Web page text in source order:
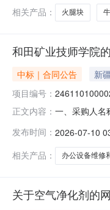
相关产品：
火腿块
和田矿业技师学院
中标｜合同公告 新
项目编号：
正文内容： 一、采购人名
概况：七、其
发布时间： 2026-07-10
相关产品：
办公设备维修
关于空气净化剂的